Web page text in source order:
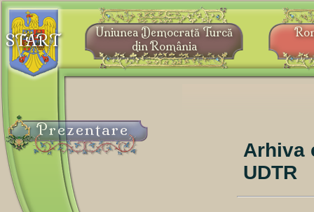
START
Prezentare
Uniunea Democrată Turcă
din România
Arhiva
UDTR